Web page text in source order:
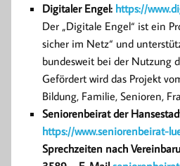
Digitaler Engel: https://
Der „Digitale Engel“ ist ein
sicher im Netz“ und
bundesweit bei der Nutzung
Gefördert wird das Projekt
Bildung, Familie, Senioren,
Seniorenbeirat der
https://www.seniorenbeirat-
Sprechzeiten nach